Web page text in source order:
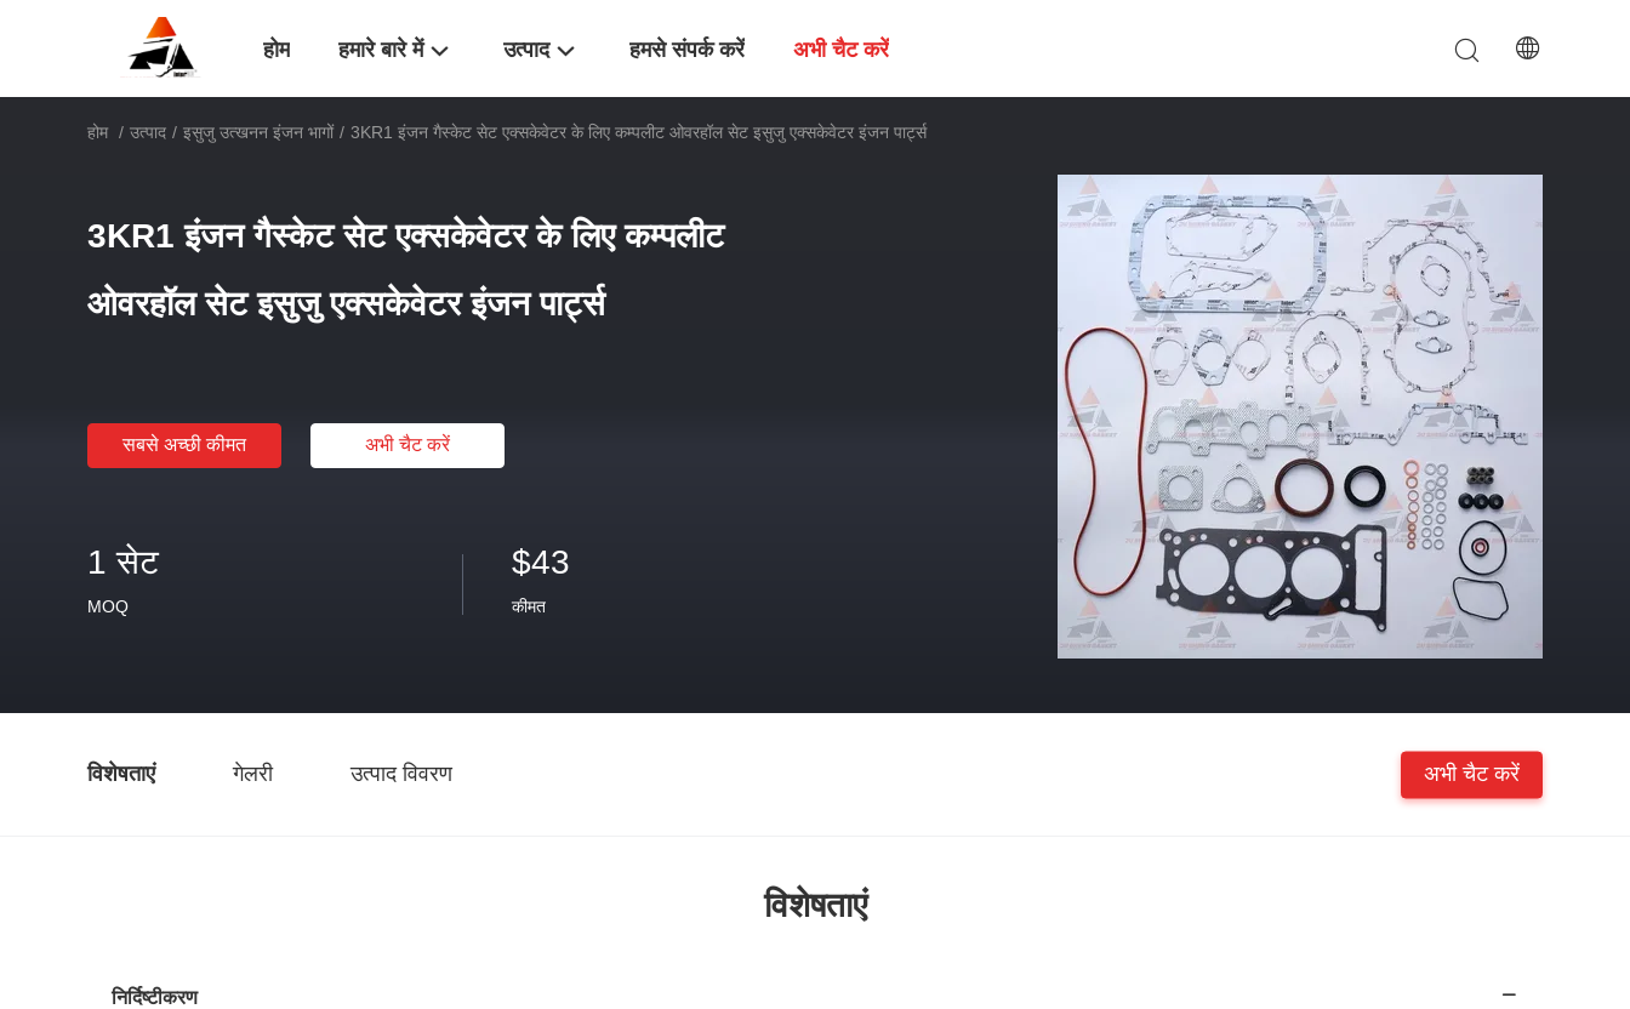
होम हमारे बारे में उत्पाद हमसे संपर्क करें अभी चैट करें
होम / उत्पाद / इसुजु उत्खनन इंजन भागों / 3KR1 इंजन गैस्केट सेट एक्सकेवेटर के लिए कम्पलीट ओवरहॉल सेट इसुजु एक्सकेवेटर इंजन पार्ट्स
3KR1 इंजन गैस्केट सेट एक्सकेवेटर के लिए कम्पलीट
ओवरहॉल सेट इसुजु एक्सकेवेटर इंजन पार्ट्स
सबसे अच्छी कीमत अभी चैट करें
1 सेट
MOQ
$43
कीमत
विशेषताएं गेलरी उत्पाद विवरण अभी चैट करें
विशेषताएं
निर्दिष्टीकरण